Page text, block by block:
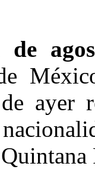
ayer